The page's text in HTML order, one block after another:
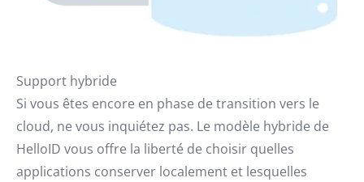
Support hybride
Si vous êtes encore en phase de transition vers le
cloud, ne vous inquiétez pas. Le modèle hybride de
HelloID vous offre la liberté de choisir quelles
applications conserver localement et lesquelles